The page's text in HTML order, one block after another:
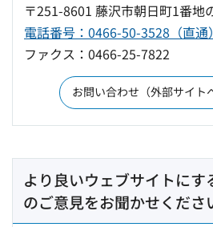
〒251-8601 藤沢市朝日町1番
電話番号：0466-50-3528（直通）
ファクス：0466-25-7822
お問い合わせ（外部サイト
より良いウェブサイトにす
のご意見をお聞かせくださ